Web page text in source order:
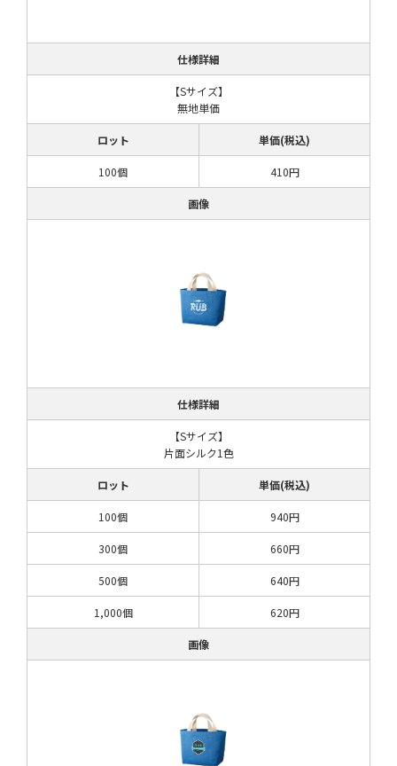
仕様詳細
【Sサイズ】
無地単価
ロット 単価(税込)
100個 410円
画像
仕様詳細
【Sサイズ】
片面シルク1色
ロット 単価(税込)
100個 940円
300個 660円
500個 640円
1,000個 620円
画像